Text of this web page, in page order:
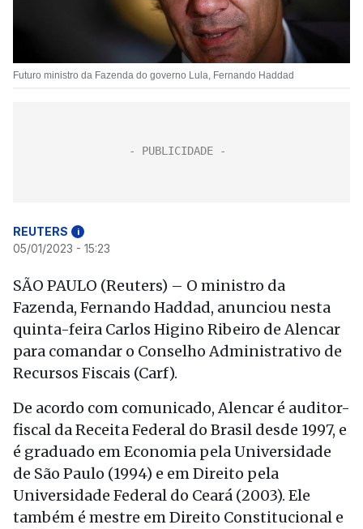
Futuro ministro da Fazenda do governo Lula, Fernando Haddad
REUTERS i
05/01/2023 - 15:23
SÃO PAULO (Reuters) – O ministro da
Fazenda, Fernando Haddad, anunciou nesta
quinta-feira Carlos Higino Ribeiro de Alencar
para comandar o Conselho Administrativo de
Recursos Fiscais (Carf).
De acordo com comunicado, Alencar é auditor-
fiscal da Receita Federal do Brasil desde 1997, e
é graduado em Economia pela Universidade
de São Paulo (1994) e em Direito pela
Universidade Federal do Ceará (2003). Ele
também é mestre em Direito Constitucional e